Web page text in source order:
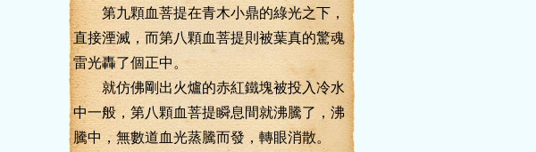
第九顆血菩提在青木小鼎的綠光之下，
直接湮滅，而第八顆血菩提則被葉真的驚魂
雷光轟了個正中。
就仿佛剛出火爐的赤紅鐵塊被投入冷水
中一般，第八顆血菩提瞬息間就沸騰了，沸
騰中，無數道血光蒸騰而發，轉眼消散。